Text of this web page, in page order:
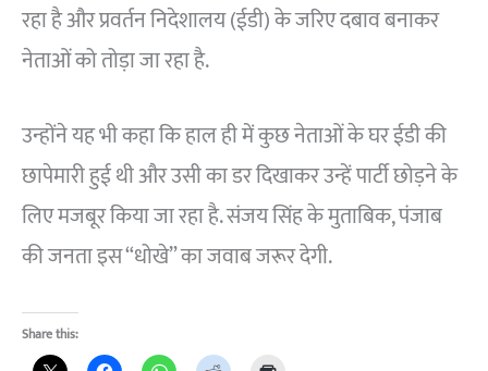
रहा है और प्रवर्तन निदेशालय (ईडी) के जरिए दबाव बनाकर
नेताओं को तोड़ा जा रहा है.
उन्होंने यह भी कहा कि हाल ही में कुछ नेताओं के घर ईडी की
छापेमारी हुई थी और उसी का डर दिखाकर उन्हें पार्टी छोड़ने के
लिए मजबूर किया जा रहा है. संजय सिंह के मुताबिक, पंजाब
की जनता इस “धोखे” का जवाब जरूर देगी.
Share this: